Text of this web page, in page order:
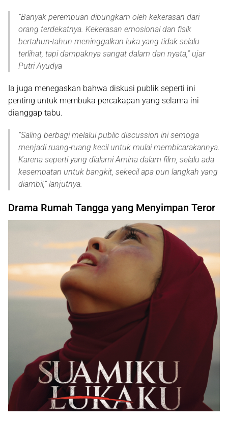
“Banyak perempuan dibungkam oleh kekerasan dari
orang terdekatnya. Kekerasan emosional dan fisik
bertahun-tahun meninggalkan luka yang tidak selalu
terlihat, tapi dampaknya sangat dalam dan nyata,” ujar
Putri Ayudya
Ia juga menegaskan bahwa diskusi publik seperti ini
penting untuk membuka percakapan yang selama ini
dianggap tabu.
“Saling berbagi melalui public discussion ini semoga
menjadi ruang-ruang kecil untuk mulai membicarakannya.
Karena seperti yang dialami Amina dalam film, selalu ada
kesempatan untuk bangkit, sekecil apa pun langkah yang
diambil,” lanjutnya.
Drama Rumah Tangga yang Menyimpan Teror